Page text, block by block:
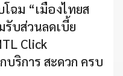
ฉม “เมืองไทยส
บส่วนลดเบี้ย
Click
ริการ สะดวก ครบ